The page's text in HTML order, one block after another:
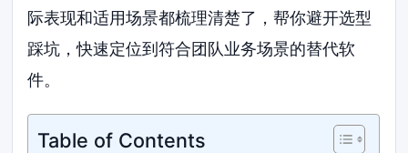
际表现和适用场景都梳理清楚了，帮你避开选型
踩坑，快速定位到符合团队业务场景的替代软
件。
Table of Contents